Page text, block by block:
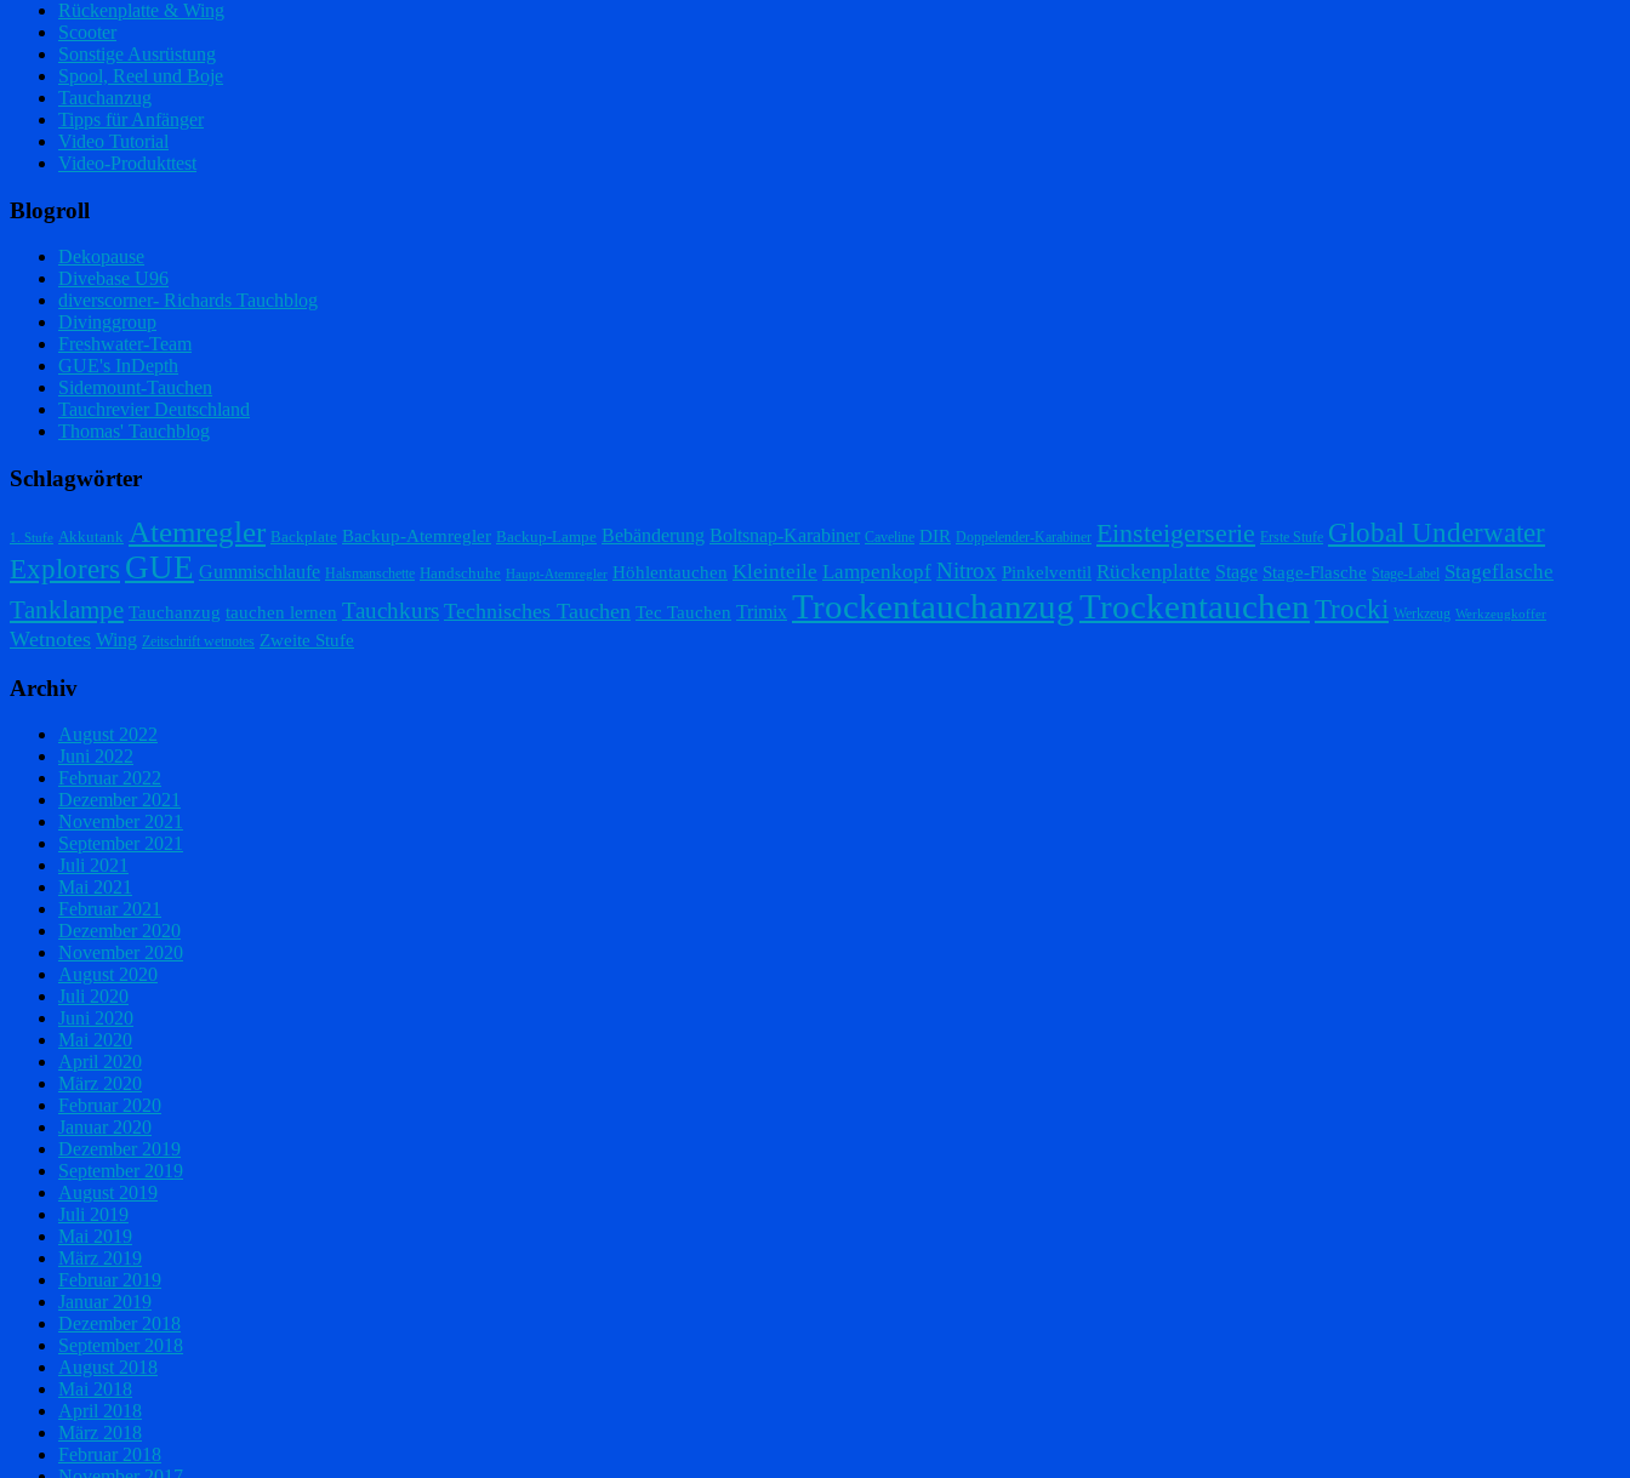
Rückenplatte & Wing
Scooter
Sonstige Ausrüstung
Spool, Reel und Boje
Tauchanzug
Tipps für Anfänger
Video Tutorial
Video-Produkttest
Blogroll
Dekopause
Divebase U96
diverscorner- Richards Tauchblog
Divinggroup
Freshwater-Team
GUE's InDepth
Sidemount-Tauchen
Tauchrevier Deutschland
Thomas' Tauchblog
Schlagwörter
1. Stufe Akkutank Atemregler Backplate Backup-Atemregler Backup-Lampe Bebänderung Boltsnap-Karabiner Caveline DIR Doppelender-Karabiner Einsteigerserie Erste Stufe Global Underwater
Explorers GUE Gummischlaufe Halsmanschette Handschuhe Haupt-Atemregler Höhlentauchen Kleinteile Lampenkopf Nitrox Pinkelventil Rückenplatte Stage Stage-Flasche Stage-Label Stageflasche
Tanklampe Tauchanzug tauchen lernen Tauchkurs Technisches Tauchen Tec Tauchen Trimix TrockentauchanzugTrockentauchen Trocki Werkzeug Werkzeugkoffer
Wetnotes Wing Zeitschrift wetnotes Zweite Stufe
Archiv
August 2022
Juni 2022
Februar 2022
Dezember 2021
November 2021
September 2021
Juli 2021
Mai 2021
Februar 2021
Dezember 2020
November 2020
August 2020
Juli 2020
Juni 2020
Mai 2020
April 2020
März 2020
Februar 2020
Januar 2020
Dezember 2019
September 2019
August 2019
Juli 2019
Mai 2019
März 2019
Februar 2019
Januar 2019
Dezember 2018
September 2018
August 2018
Mai 2018
April 2018
März 2018
Februar 2018